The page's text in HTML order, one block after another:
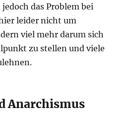
das Problem bei
leider nicht um
viel mehr darum sich
zu stellen und viele
Anarchismus